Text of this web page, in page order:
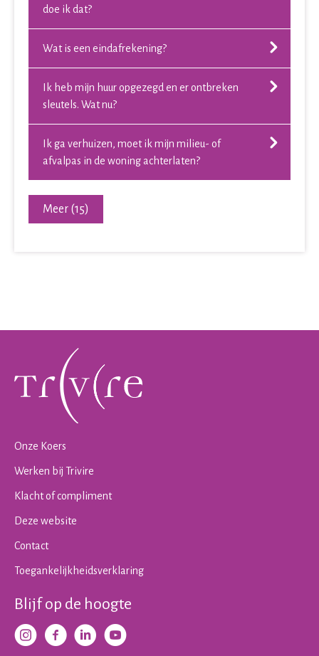
doe ik dat?
Wat is een eindafrekening?
Ik heb mijn huur opgezegd en er ontbreken
sleutels. Wat nu?
Ik ga verhuizen, moet ik mijn milieu- of
afvalpas in de woning achterlaten?
Meer (15)
Contactinformatie
Onze Koers
Werken bij Trivire
Klacht of compliment
Deze website
Contact
Toegankelijkheidsverklaring
Blijf op de hoogte